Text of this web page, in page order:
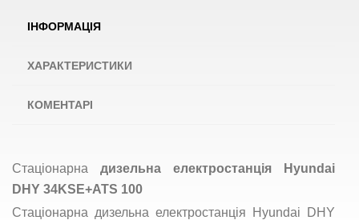
ІНФОРМАЦІЯ
ХАРАКТЕРИСТИКИ
КОМЕНТАРІ
Стаціонарна дизельна електростанція Hyundai
DHY 34KSE+ATS 100
Стаціонарна дизельна електростанція Hyundai DHY